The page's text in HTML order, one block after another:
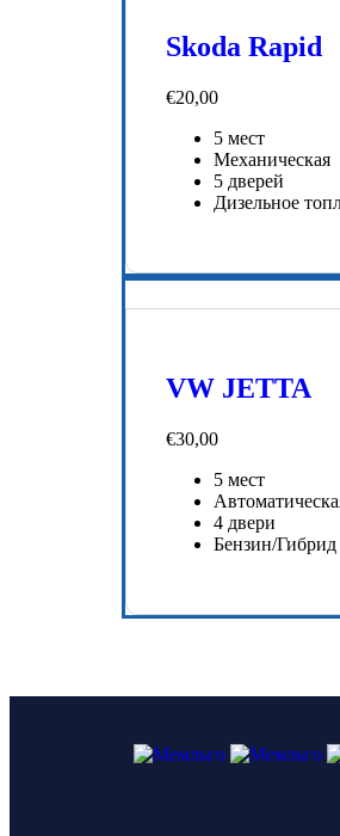
Skoda Rapid
€20,00
5 мест
Механическая
5 дверей
Дизельное
VW JETTA
€30,00
5 мест
4 двери
Бензин/Гибрид